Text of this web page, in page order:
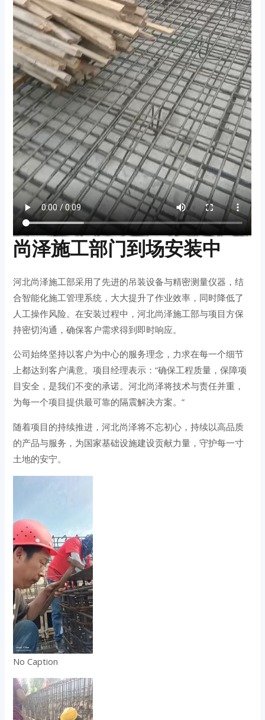
尚泽施工部门到场安装中
河北尚泽施工部采用了先进的吊装设备与精密测量仪器，结
合智能化施工管理系统，大大提升了作业效率，同时降低了
人工操作风险。在安装过程中，河北尚泽施工部与项目方保
持密切沟通，确保客户需求得到即时响应。
公司始终坚持以客户为中心的服务理念，力求在每一个细节
上都达到客户满意。项目经理表示：“确保工程质量，保障项
目安全，是我们不变的承诺。河北尚泽将技术与责任并重，
为每一个项目提供最可靠的隔震解决方案。”
随着项目的持续推进，河北尚泽将不忘初心，持续以高品质
的产品与服务，为国家基础设施建设贡献力量，守护每一寸
土地的安宁。
No Caption